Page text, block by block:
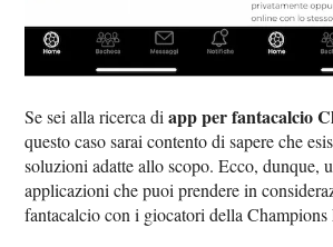
Se sei alla ricerca diapp per fantacalcio
questo caso sarai contento di sapere che
soluzioni adatte allo scopo. Ecco, dunque,
applicazioni che puoi prendere in
fantacalcio con i giocatori della Champions